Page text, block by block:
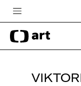
Česká televize
Zpravodajství